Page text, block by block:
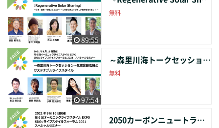
89:55
無料
97:54
～森里川海トークセッション～気候変動危機とサステナブルライフスタイル
無料
2050カーボンニュートラル実現に向けて 〜グリーン社会創造に向けた循環共生型の 地域づくり〜